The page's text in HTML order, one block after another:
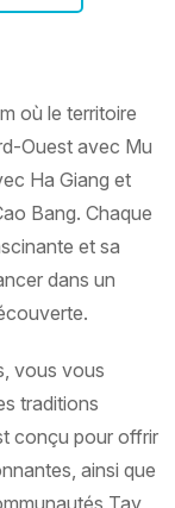
où le territoire
Ouest avec Mu
Ha Giang et
Bang. Chaque
et sa
dans un
vous vous
traditions
conçu pour offrir
ainsi que
Tay